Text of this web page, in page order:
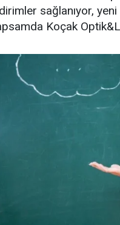
sağlanıyor,
Koçak